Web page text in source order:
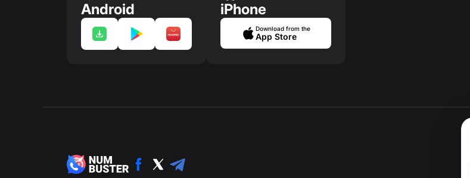
Android iPhone
Download from the
App Store